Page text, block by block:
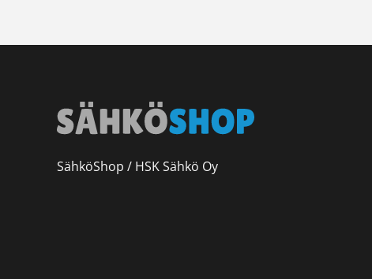
SähköShop / HSK Sähkö Oy